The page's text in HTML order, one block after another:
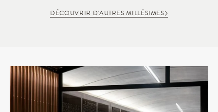
DÉCOUVRIR D'AUTRES MILLÉSIMES